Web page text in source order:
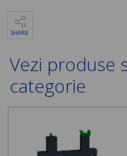
SHARE
Vezi produse
categorie